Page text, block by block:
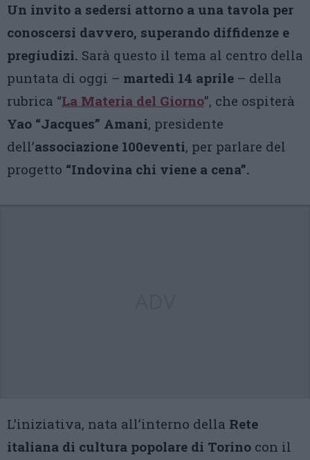
Un invito a sedersi attorno a una tavola per
conoscersi davvero, superando diffidenze e
pregiudizi. Sarà questo il tema al centro della
puntata di oggi – martedì 14 aprile – della
rubrica “La Materia del Giorno”, che ospiterà
Yao “Jacques” Amani, presidente
dell’associazione 100eventi, per parlare del
progetto “Indovina chi viene a cena”.
L’iniziativa, nata all’interno della Rete
italiana di cultura popolare di Torino con il